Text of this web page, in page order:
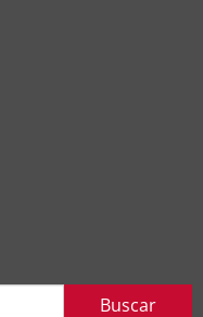
Buscar